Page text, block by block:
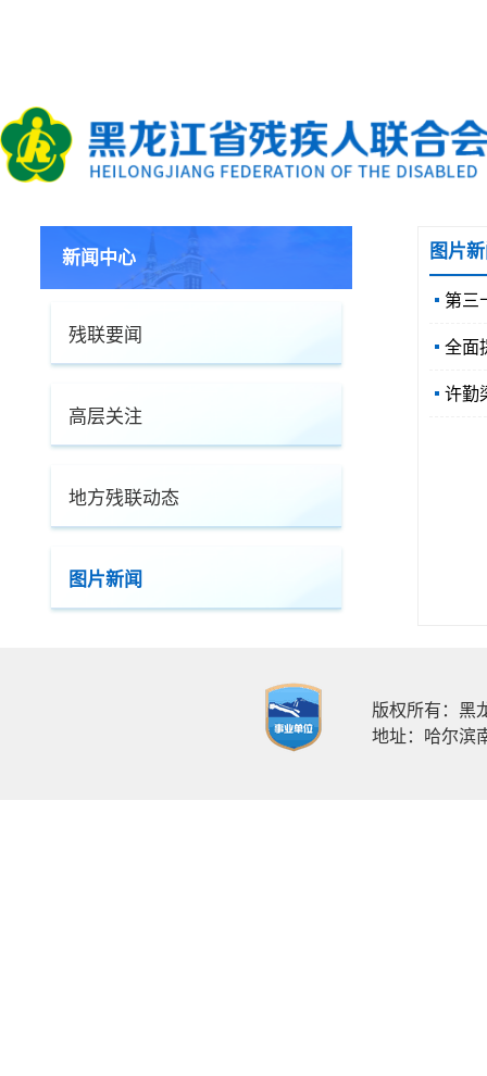
新闻中心
残联要闻
高层关注
地方残联动态
图片新闻
图片
第三
全面
许勤
版权所有：黑
地址：哈尔滨